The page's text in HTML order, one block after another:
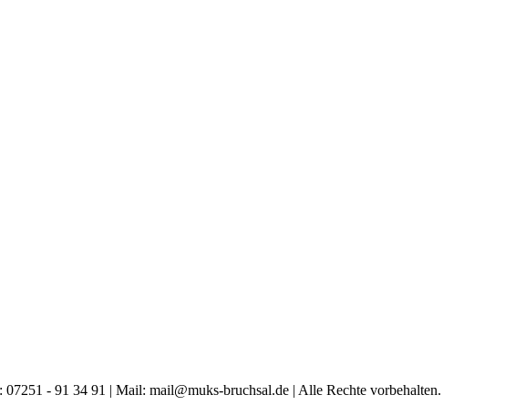
- 91 34 91 | Mail: mail@muks-bruchsal.de | Alle Rechte vorbehalten.